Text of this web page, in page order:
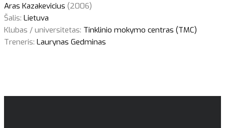
Aras Kazakevicius (2006)
Šalis: Lietuva
Klubas / universitetas: Tinklinio mokymo centras (TMC)
Treneris: Laurynas Gedminas